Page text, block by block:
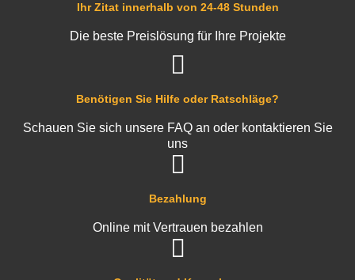
Bezahlung
Online mit Vertrauen bezahlen
Benötigen Sie Hilfe oder Ratschläge?
Schauen Sie sich unsere FAQ an oder kontaktieren Sie
uns
Ihr Zitat innerhalb von 24-48 Stunden
Die beste Preislösung für Ihre Projekte